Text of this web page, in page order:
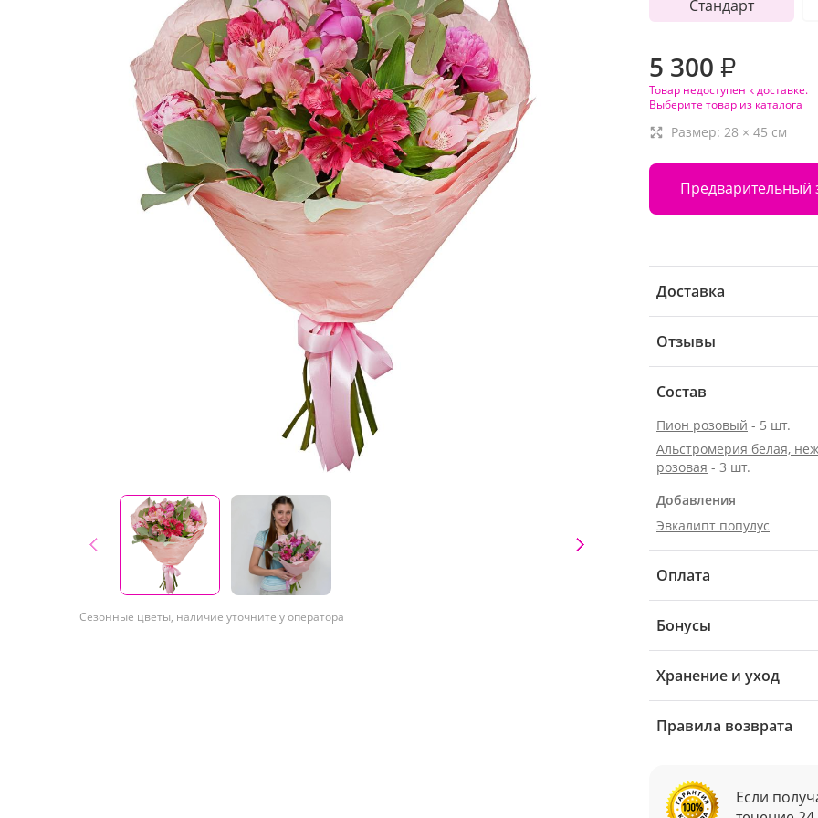
Сезонные цветы, наличие уточните у оператора
Стандарт
5 300 ₽
Товар недоступен к доставке.
Выберите товар из каталога
Размер: 28 × 45 см
Предварительный
Доставка
Отзывы
Состав
Пион розовый - 5 шт.
Альстромерия белая,
розовая - 3 шт.
Добавления
Эвкалипт популус
Оплата
Бонусы
Хранение и уход
Правила возврата
Если